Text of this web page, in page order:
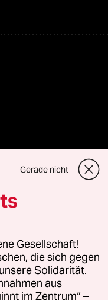
oder für Genehmigungen
Richtlinien
Gerade nicht
Gesellschaft!
die sich gegen
Solidarität.
aus
im Zentrum“ –